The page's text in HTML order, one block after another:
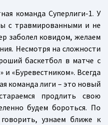
команда Суперлиги-1. У
с травмированными и не
заболел ковидом, желаем
Несмотря на сложности
баскетбол в матче с
«Буревестником». Всегда
команда лиги – это новый
продлить свою
будем бороться. По
узнаем ближе к